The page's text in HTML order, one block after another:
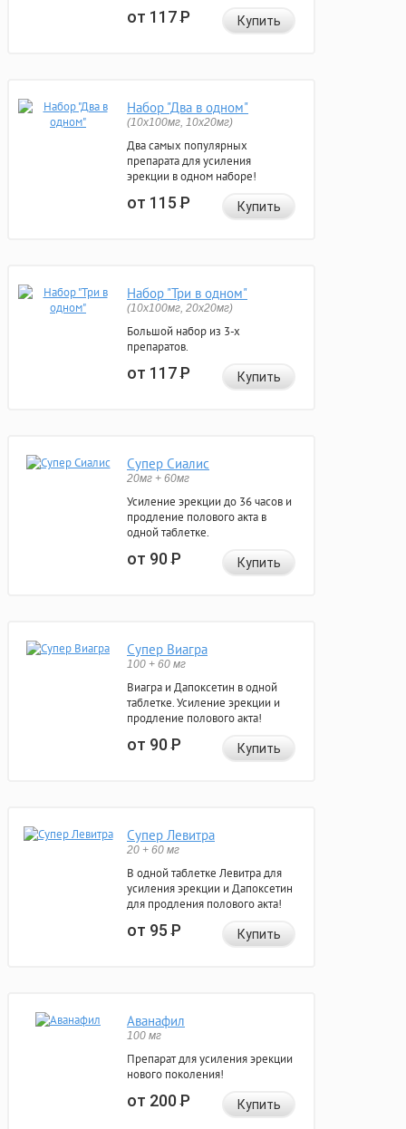
от 117Р Купить
Набор "Два в одном"
(10x100мг, 10x20мг)
Два самых популярных
препарата для усиления
эрекции в одном наборе!
от 115Р Купить
Набор "Три в одном"
(10x100мг, 20x20мг)
Большой набор из 3-х
препаратов.
от 117Р Купить
Супер Сиалис
20мг + 60мг
Усиление эрекции до 36 часов и
продление полового акта в
одной таблетке.
от 90Р Купить
Супер Виагра
100 + 60 мг
Виагра и Дапоксетин в одной
таблетке. Усиление эрекции и
продление полового акта!
от 90Р Купить
Супер Левитра
20 + 60 мг
В одной таблетке Левитра для
усиления эрекции и Дапоксетин
для продления полового акта!
от 95Р Купить
Аванафил
100 мг
Препарат для усиления эрекции
нового поколения!
от 200Р Купить